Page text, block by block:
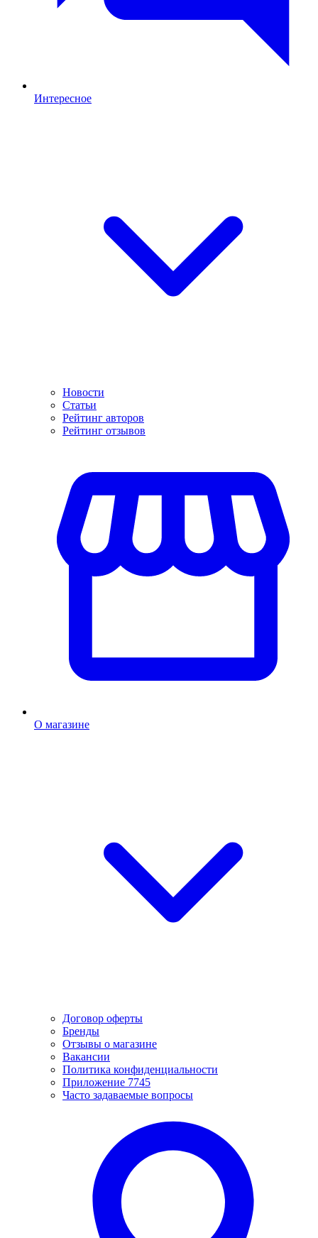
Интересное
Новости
Статьи
Рейтинг авторов
Рейтинг отзывов
О магазине
Договор оферты
Бренды
Отзывы о магазине
Вакансии
Политика конфиденциальности
Приложение 7745
Часто задаваемые вопросы